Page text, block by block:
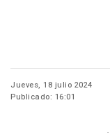
Jueves, 18 julio 2024
Publicado: 16:01